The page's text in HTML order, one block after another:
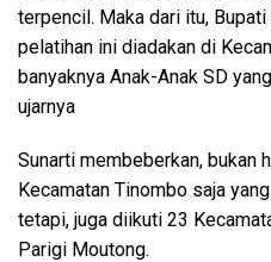
terpencil. Maka dari itu,
pelatihan ini diadakan di
banyaknya Anak-Anak SD
ujarnya
Sunarti membeberkan, bukan
Kecamatan Tinombo saja
tetapi, juga diikuti 23
Parigi Moutong.